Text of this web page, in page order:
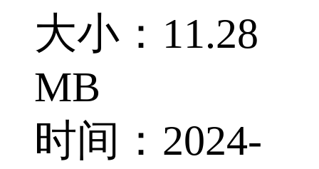
大小：11.28
MB
时间：2024-